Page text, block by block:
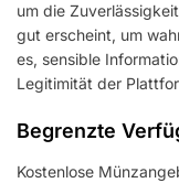
um die
gut erscheint, um
es, sensible
Legitimität der
Begrenzte
Kostenlose